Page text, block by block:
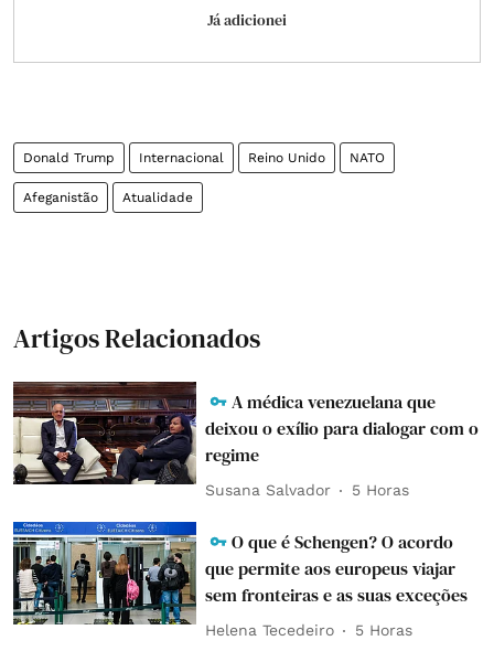
Já adicionei
Donald Trump Internacional Reino Unido NATO
Afeganistão Atualidade
Artigos Relacionados
A médica venezuelana que
deixou o exílio para dialogar com o
regime
Susana Salvador 5 Horas
O que é Schengen? O acordo
que permite aos europeus viajar
sem fronteiras e as suas exceções
Helena Tecedeiro 5 Horas